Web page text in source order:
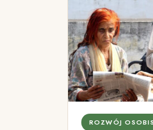
ROZWÓJ